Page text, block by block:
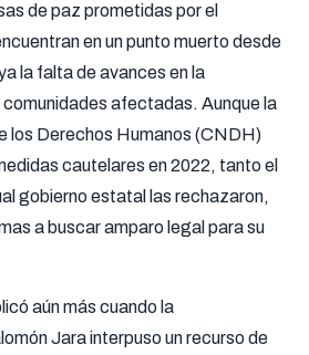
de paz prometidas por el
en un punto muerto desde
la falta de avances en la
afectadas. Aunque la
los Derechos Humanos (CNDH)
cautelares en 2022, tanto el
gobierno estatal las rechazaron,
a buscar amparo legal para su
aún más cuando la
Jara interpuso un recurso de